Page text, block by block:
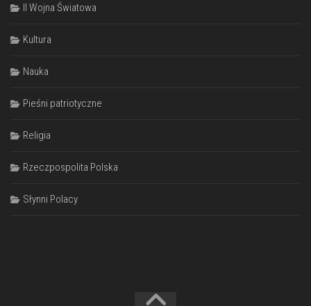
II Wojna Światowa
Kultura
Nauka
Pieśni patriotyczne
Religia
Rzeczpospolita Polska
Słynni Polacy